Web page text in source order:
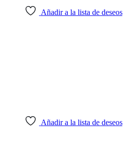
Añadir a la lista de deseos
Añadir a la lista de deseos